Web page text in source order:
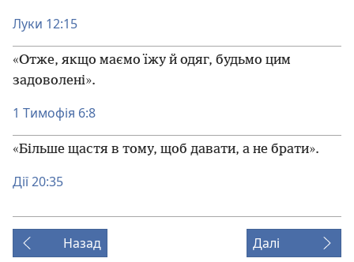
Луки 12:15
«Отже, якщо маємо їжу й одяг, будьмо цим
задоволені».
1 Тимофія 6:8
«Більше щастя в тому, щоб давати, а не брати».
Дії 20:35
Назад Далі